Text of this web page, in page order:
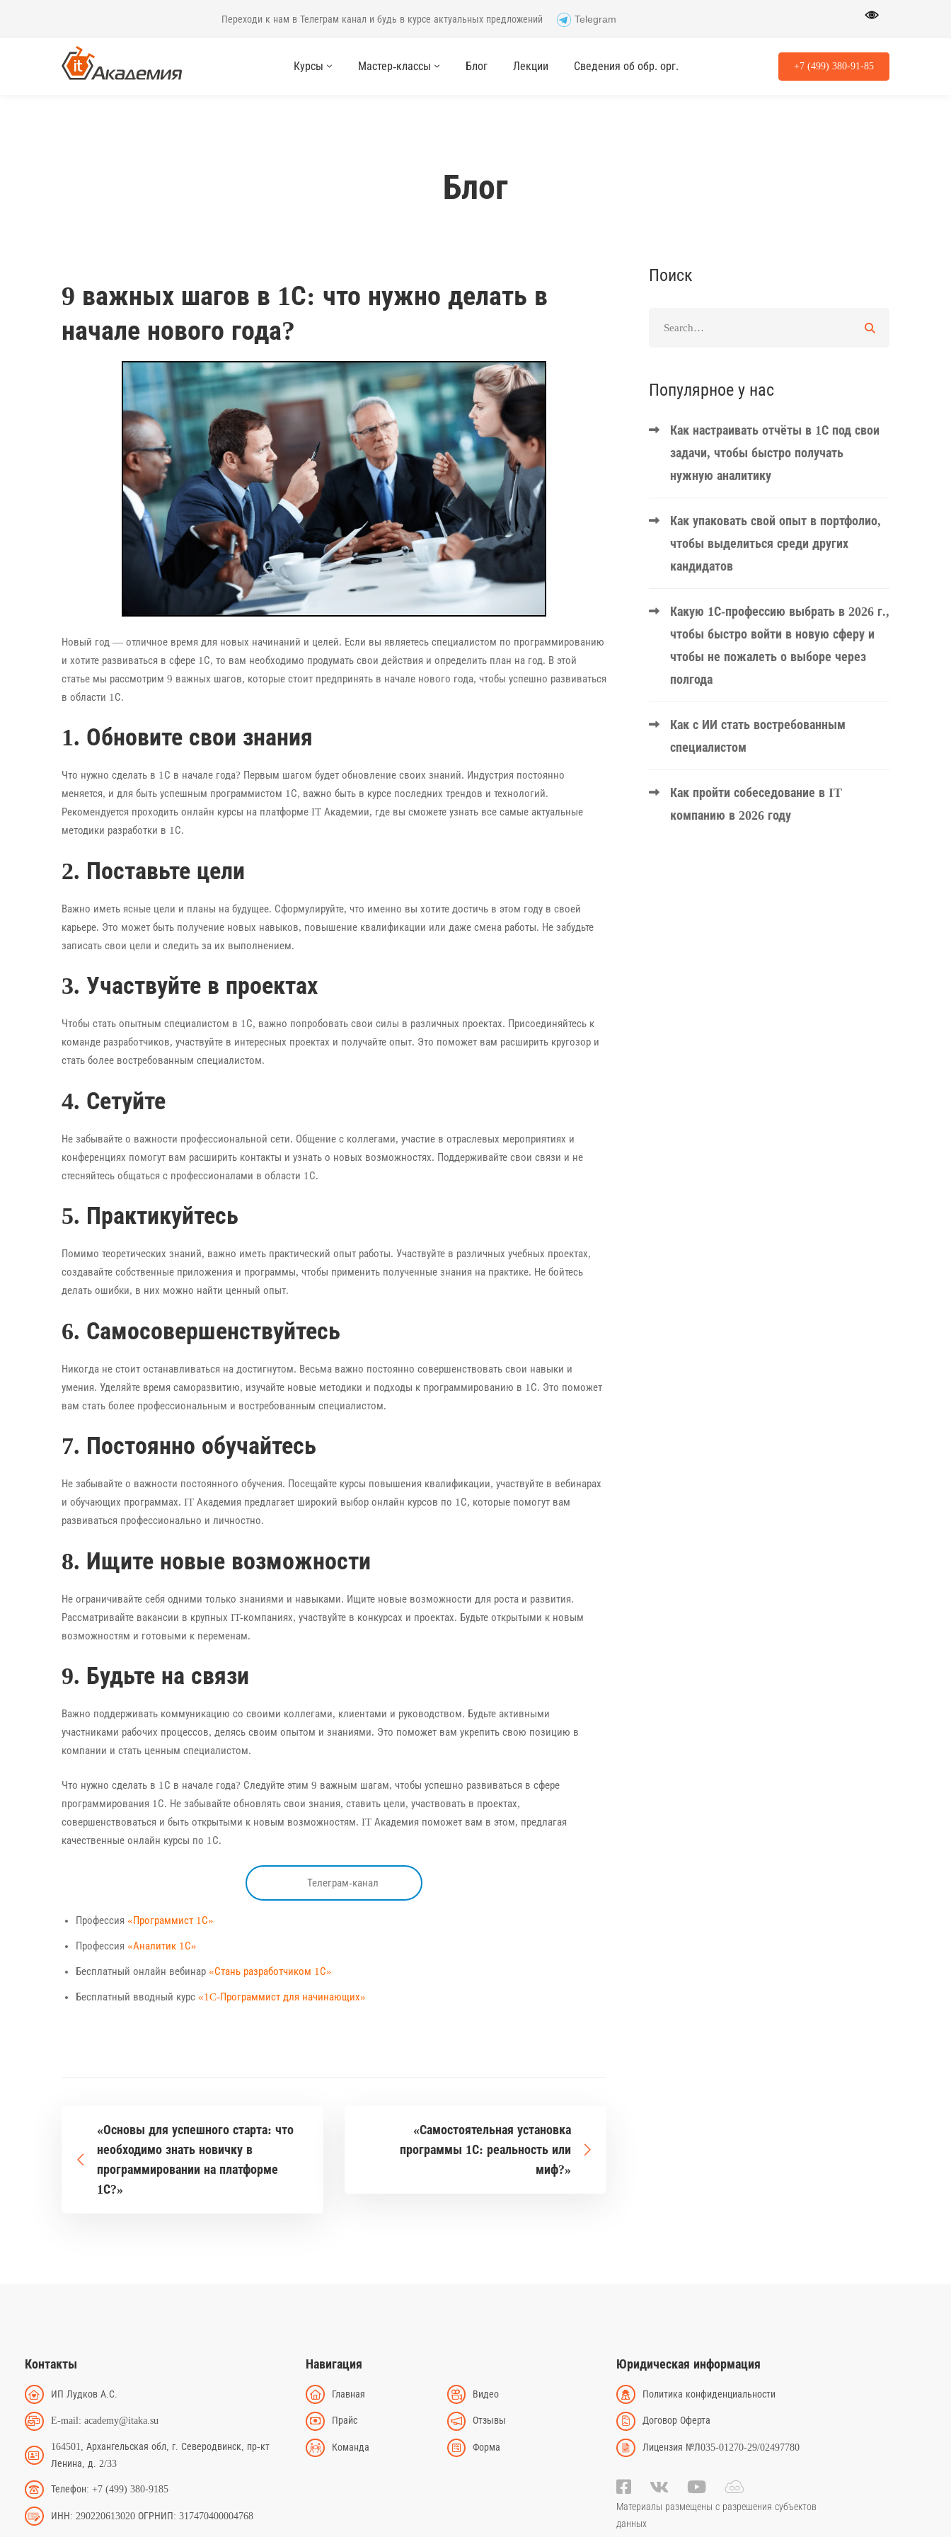
Переходи к нам в Телеграм канал и будь в курсе актуальных предложений Telegram
Курсы Мастер-классы Блог Лекции Сведения об обр. орг. +7 (499) 380-91-85
Блог
9 важных шагов в 1С: что нужно делать в
начале нового года?
Новый год — отличное время для новых начинаний и целей. Если вы являетесь специалистом по программированию
и хотите развиваться в сфере 1С, то вам необходимо продумать свои действия и определить план на год. В этой
статье мы рассмотрим 9 важных шагов, которые стоит предпринять в начале нового года, чтобы успешно развиваться
в области 1С.
1. Обновите свои знания
Что нужно сделать в 1С в начале года? Первым шагом будет обновление своих знаний. Индустрия постоянно
меняется, и для быть успешным программистом 1С, важно быть в курсе последних трендов и технологий.
Рекомендуется проходить онлайн курсы на платформе IT Академии, где вы сможете узнать все самые актуальные
методики разработки в 1С.
2. Поставьте цели
Важно иметь ясные цели и планы на будущее. Сформулируйте, что именно вы хотите достичь в этом году в своей
карьере. Это может быть получение новых навыков, повышение квалификации или даже смена работы. Не забудьте
записать свои цели и следить за их выполнением.
3. Участвуйте в проектах
Чтобы стать опытным специалистом в 1С, важно попробовать свои силы в различных проектах. Присоединяйтесь к
команде разработчиков, участвуйте в интересных проектах и получайте опыт. Это поможет вам расширить кругозор и
стать более востребованным специалистом.
4. Сетуйте
Не забывайте о важности профессиональной сети. Общение с коллегами, участие в отраслевых мероприятиях и
конференциях помогут вам расширить контакты и узнать о новых возможностях. Поддерживайте свои связи и не
стесняйтесь общаться с профессионалами в области 1С.
5. Практикуйтесь
Помимо теоретических знаний, важно иметь практический опыт работы. Участвуйте в различных учебных проектах,
создавайте собственные приложения и программы, чтобы применить полученные знания на практике. Не бойтесь
делать ошибки, в них можно найти ценный опыт.
6. Самосовершенствуйтесь
Никогда не стоит останавливаться на достигнутом. Весьма важно постоянно совершенствовать свои навыки и
умения. Уделяйте время саморазвитию, изучайте новые методики и подходы к программированию в 1С. Это поможет
вам стать более профессиональным и востребованным специалистом.
7. Постоянно обучайтесь
Не забывайте о важности постоянного обучения. Посещайте курсы повышения квалификации, участвуйте в вебинарах
и обучающих программах. IT Академия предлагает широкий выбор онлайн курсов по 1С, которые помогут вам
развиваться профессионально и личностно.
8. Ищите новые возможности
Не ограничивайте себя одними только знаниями и навыками. Ищите новые возможности для роста и развития.
Рассматривайте вакансии в крупных IT-компаниях, участвуйте в конкурсах и проектах. Будьте открытыми к новым
возможностям и готовыми к переменам.
9. Будьте на связи
Важно поддерживать коммуникацию со своими коллегами, клиентами и руководством. Будьте активными
участниками рабочих процессов, делясь своим опытом и знаниями. Это поможет вам укрепить свою позицию в
компании и стать ценным специалистом.
Что нужно сделать в 1С в начале года? Следуйте этим 9 важным шагам, чтобы успешно развиваться в сфере
программирования 1С. Не забывайте обновлять свои знания, ставить цели, участвовать в проектах,
совершенствоваться и быть открытыми к новым возможностям. IT Академия поможет вам в этом, предлагая
качественные онлайн курсы по 1С.
Телеграм-канал
Профессия «Программист 1С»
Профессия «Аналитик 1С»
Бесплатный онлайн вебинар «Стань разработчиком 1С»
Бесплатный вводный курс «1C-Программист для начинающих»
«Основы для успешного старта: что
необходимо знать новичку в
программировании на платформе
1С?»
«Самостоятельная установка
программы 1С: реальность или
миф?»
Поиск
Популярное у нас
Как настраивать отчёты в 1С под свои
задачи, чтобы быстро получать
нужную аналитику
Как упаковать свой опыт в портфолио,
чтобы выделиться среди других
кандидатов
Какую 1С-профессию выбрать в 2026 г.,
чтобы быстро войти в новую сферу и
чтобы не пожалеть о выборе через
полгода
Как с ИИ стать востребованным
специалистом
Как пройти собеседование в IT
компанию в 2026 году
Контакты
ИП Лудков А.С.
E-mail: academy@itaka.su
164501, Архангельская обл, г. Северодвинск, пр-кт
Ленина, д. 2/33
Телефон: +7 (499) 380-9185
ИНН: 290220613020 ОГРНИП: 317470400004768
Навигация
Главная Видео
Прайс Отзывы
Команда Форма
Юридическая информация
Политика конфиденциальности
Договор Оферта
Лицензия №Л035-01270-29/02497780
Материалы размещены с разрешения субъектов
данных